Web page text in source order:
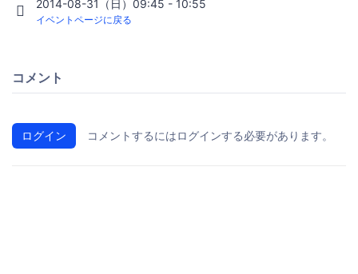
2014-08-31（日）09:45 - 10:55
イベントページに戻る
コメント
ログイン コメントするにはログインする必要があります。